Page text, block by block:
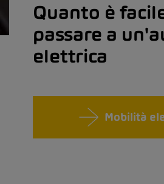
Quanto è
passare a
elettrica
Mobilità